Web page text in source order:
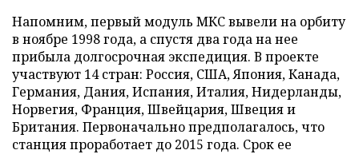
Напомним, первый модуль МКС вывели на орбиту
в ноябре 1998 года, а спустя два года на нее
прибыла долгосрочная экспедиция. В проекте
участвуют 14 стран: Россия, США, Япония, Канада,
Германия, Дания, Испания, Италия, Нидерланды,
Норвегия, Франция, Швейцария, Швеция и
Британия. Первоначально предполагалось, что
станция проработает до 2015 года. Срок ее